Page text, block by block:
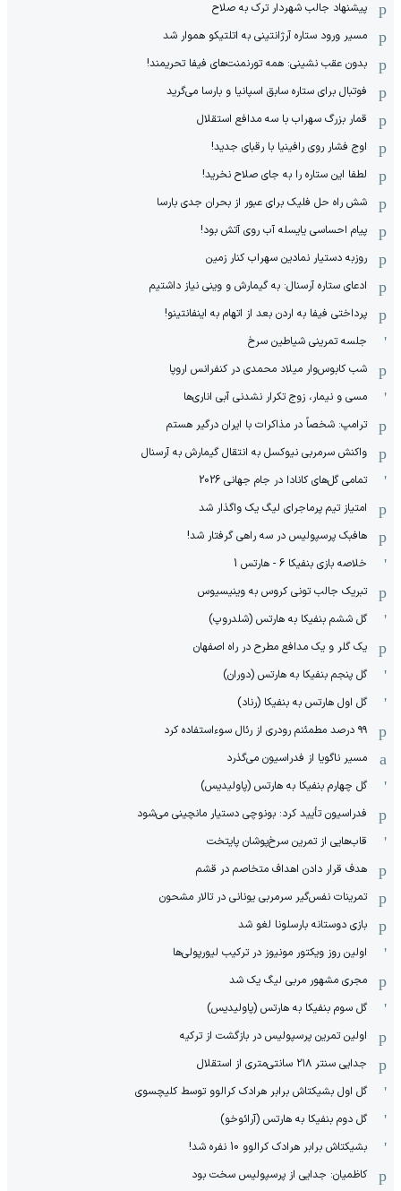
پیشنهاد جالب شهردار ترک به صلاح
مسیر ورود ستاره آرژانتینی به اتلتیکو هموار شد
بدون عقب نشینی: همه تورنمنت‌های فیفا تحریمند!
فوتبال برای ستاره سابق اسپانیا و بارسا می‌گرید
قمار بزرگ سهراب با سه مدافع استقلال
اوج فشار روی رافینیا با رقبای جدید!
لطفا این ستاره را به جای صلاح نخرید!
شش راه حل فلیک برای عبور از بحران جدی بارسا
پیام احساسی یایسله آب روی آتش بود!
روزبه دستیار نمادین سهراب کنار زمین
ادعای ستاره آرسنال: به گیمارش و وینی نیاز داشتیم
پرداختی فیفا به اردن بعد از اتهام به اینفانتینو!
جلسه تمرینی شیاطین سرخ
شب کابوس‌وار میلاد محمدی در کنفرانس اروپا
مسی و نیمار، زوج تکرار نشدنی آبی اناری‌ها
ترامپ: شخصاً در مذاکرات با ایران درگیر هستم
واکنش سرمربی نیوکسل به انتقال گیمارش به آرسنال
تمامی گل‌های کانادا در جام جهانی 2026
امتیاز تیم پرماجرای لیگ یک واگذار شد
هافبک پرسپولیس در سه راهی گرفتار شد!
خلاصه بازی بنفیکا 6 - هارتس 1
تبریک جالب تونی کروس به وینیسیوس
گل ششم بنفیکا به هارتس (شلدروپ)
یک گلر و یک مدافع مطرح در راه اصفهان
گل پنجم بنفیکا به هارتس (دوران)
گل اول هارتس به بنفیکا (رناد)
۹۹ درصد مطمئنم رودری از رئال سوءاستفاده کرد
مسیر ناگویا از فدراسیون می‌گذرد
گل چهارم بنفیکا به هارتس (پاولیدیس)
فدراسیون تأیید کرد: بونوچی دستیار مانچینی می‌شود
قاب‌هایی از تمرین سرخ‌پوشان پایتخت
هدف قرار دادن اهداف متخاصم در قشم
‏تمرینات نفس‌گیر سرمربی یونانی در تالار مشحون
بازی دوستانه بارسلونا لغو شد
اولین روز ویکتور مونیوز در ترکیب لیورپولی‌ها
مجری مشهور مربی لیگ یک شد
گل سوم بنفیکا به هارتس (پاولیدیس)
اولین تمرین پرسپولیس در بازگشت از ترکیه
جدایی سنتر ۲۱۸ سانتی‌متری از استقلال
گل اول بشیکتاش برابر هرادک کرالوو توسط کلیچسوی
گل دوم بنفیکا به هارتس (آرائوخو)
بشیکتاش برابر هرادک کرالوو 10 نفره شد!
کاظمیان: جدایی از پرسپولیس سخت بود